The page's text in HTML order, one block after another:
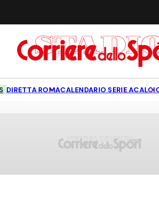
DIRETTA ROMACALENDARIO SERIE A